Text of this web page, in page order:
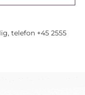
telefon +45 2555